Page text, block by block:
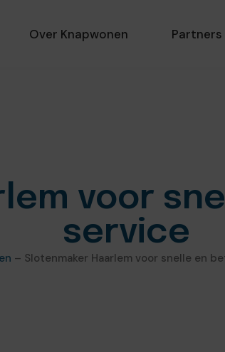
Over Knapwonen Partners
voor
service
– Slotenmaker Haarlem voor snelle en